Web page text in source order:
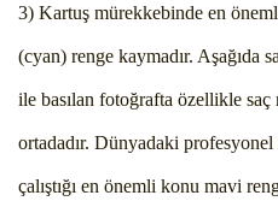
3) Kartuş mürekkebinde en
(cyan) renge kaymadır. Aşağıda
ile basılan fotoğrafta özellikle saç
ortadadır. Dünyadaki
çalıştığı en önemli konu mavi